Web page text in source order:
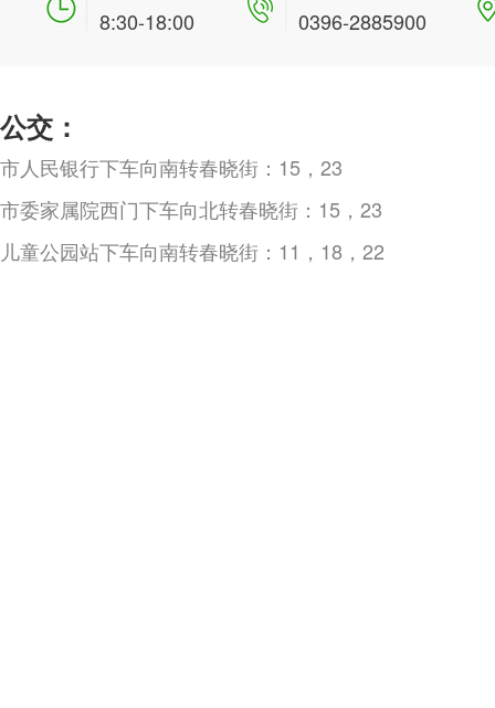
8:30-18:00
0396-2885900
公交：
市人民银行下车向南转春晓街：15，23
市委家属院西门下车向北转春晓街：15，23
儿童公园站下车向南转春晓街：11，18，22